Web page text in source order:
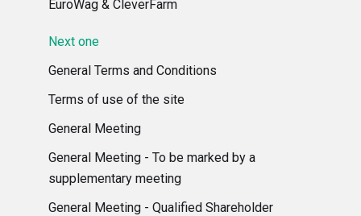
EuroWag & CleverFarm
Next one
General Terms and Conditions
Terms of use of the site
General Meeting
General Meeting - To be marked by a
supplementary meeting
General Meeting - Qualified Shareholder